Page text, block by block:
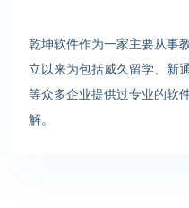
乾坤软件作为一家主要从事
立以来为包括威久留学、新
等众多企业提供过专业的软
解。